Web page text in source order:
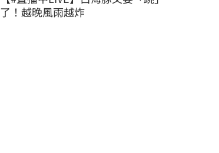
了！越晚風雨越炸